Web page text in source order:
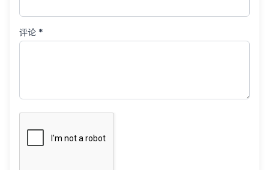
评论 *